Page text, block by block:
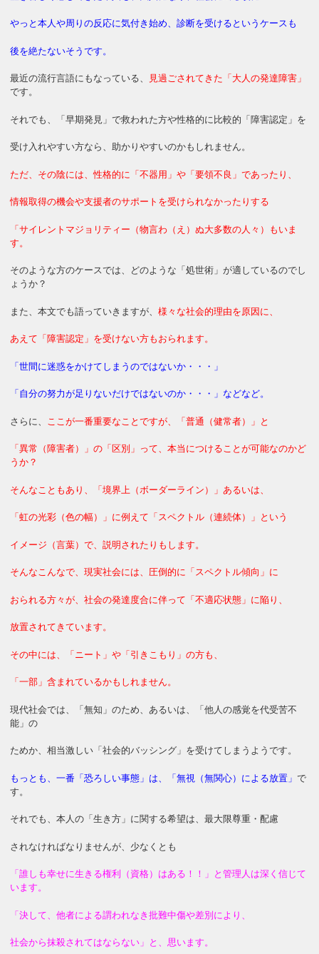
やっと本人や周りの反応に気付き始め、診断を受けるというケースも
後を絶たないそうです。
最近の流行言語にもなっている、
見過ごされてきた「大人の発達障害」
です。
それでも、「早期発見」で救われた方や性格的に比較的「障害認定」を
受け入れやすい方なら、助かりやすいのかもしれません。
ただ、その陰には、性格的に「不器用」や「要領不良」であったり、
情報取得の機会や支援者のサポートを受けられなかったりする
「サイレントマジョリティー（物言わ（え）ぬ大多数の人々）もいま
す。
そのような方のケースでは、どのような「処世術」が適しているのでし
ょうか？
また、本文でも語っていきますが、様々な社会的理由を原因に、
あえて「障害認定」を受けない方もおられます。
「世間に迷惑をかけてしまうのではないか・・・」
「自分の努力が足りないだけではないのか・・・」などなど。
さらに、 ここが一番重要なことですが、「普通（健常者）」と
「異常（障害者）」の「区別」って、本当につけることが可能なのかど
うか？
そんなこともあり、「境界上（ボーダーライン）」あるいは、
「虹の光彩（色の幅）」に例えて「スペクトル（連続体）」という
イメージ（言葉）で、説明されたりもします。
そんなこんなで、現実社会には、圧倒的に「スペクトル傾向」に
おられる方々が、社会の発達度合に伴って「不適応状態」に陥り、
放置されてきています。
その中には、「ニート」や「引きこもり」の方も、
「一部」含まれているかもしれません。
現代社会では、「無知」のため、あるいは、「他人の感覚を代受苦不
能」の
ためか、相当激しい「社会的バッシング」を受けてしまうようです。
もっとも、一番「恐ろしい事態」は、「無視（無関心）による放置」で
す。
それでも、本人の「生き方」に関する希望は、最大限尊重・配慮
されなければなりませんが、少なくとも
「誰しも幸せに生きる権利（資格）はある！！」と管理人は深く信じて
います。
「決して、他者による謂われなき批難中傷や差別により、
社会から抹殺されてはならない」と、思います。